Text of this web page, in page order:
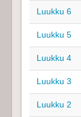
Luukku 6
Luukku 5
Luukku 4
Luukku 3
Luukku 2